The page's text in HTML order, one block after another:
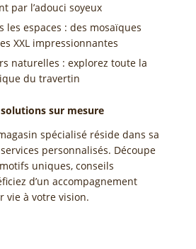
par l’adouci soyeux
les espaces : des mosaïques
XXL impressionnantes
naturelles : explorez toute la
du travertin
sur mesure
spécialisé réside dans sa
personnalisés. Découpe
uniques, conseils
d’un accompagnement
vie à votre vision.